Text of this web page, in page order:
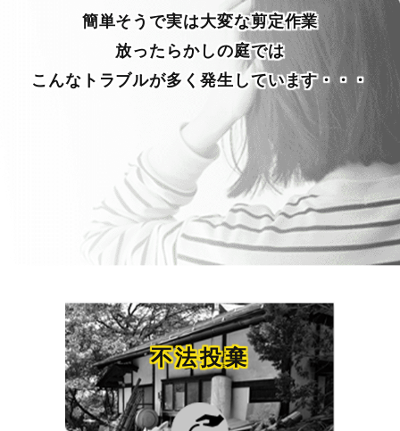
簡単そうで実は大変な剪定作業
放ったらかしの庭では
こんなトラブルが多く発生しています・・・
不法投棄